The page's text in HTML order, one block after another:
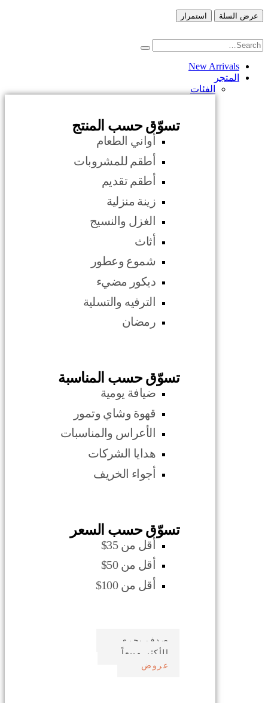
عرض السلة استمرار
New Arrivals
المتجر
الفئات
تسوّق حسب المنتج
أواني الطعام
أطقم للمشروبات
أطقم تقديم
زينة منزلية
الغزل والنسيج
أثاث
شموع وعطور
ديكور مضيء
الترفيه والتسلية
رمضان
تسوّق حسب المناسبة
ضيافة يومية
قهوة وشاي وتمور
الأعراس والمناسبات
هدايا الشركات
أجواء الخريف
تسوّق حسب السعر
أقل من 35$
أقل من 50$
أقل من 100$
صدف بحري
الأكثر مبيعاً
عروض